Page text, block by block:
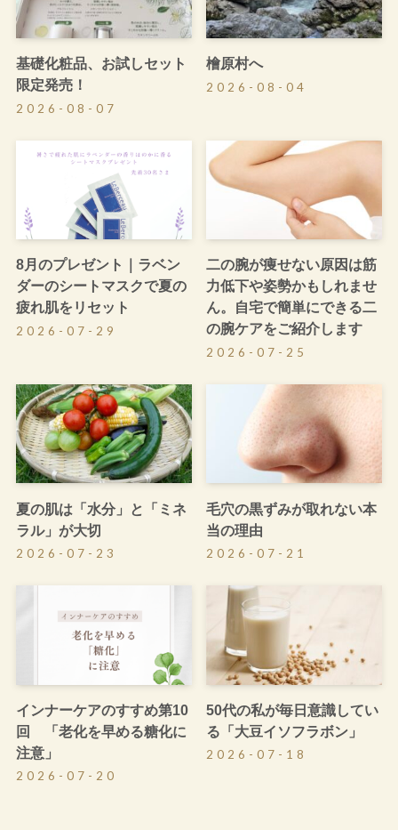
基礎化粧品、お試しセット
限定発売！
2026-08-07
檜原村へ
2026-08-04
8月のプレゼント｜ラベン
ダーのシートマスクで夏の
疲れ肌をリセット
2026-07-29
二の腕が痩せない原因は筋
力低下や姿勢かもしれませ
ん。自宅で簡単にできる二
の腕ケアをご紹介します
2026-07-25
夏の肌は「水分」と「ミネ
ラル」が大切
2026-07-23
毛穴の黒ずみが取れない本
当の理由
2026-07-21
インナーケアのすすめ第10
回 「老化を早める糖化に
注意」
2026-07-20
50代の私が毎日意識してい
る「大豆イソフラボン」
2026-07-18